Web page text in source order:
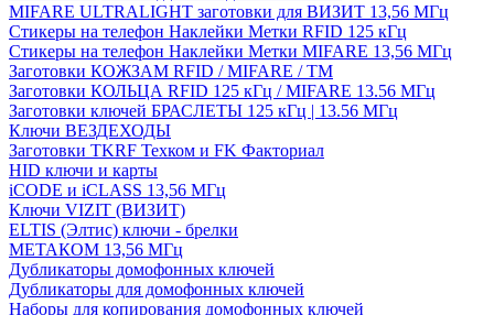
MIFARE ULTRALIGHT заготовки для ВИЗИТ 13,56 МГц
Стикеры на телефон Наклейки Метки RFID 125 кГц
Стикеры на телефон Наклейки Метки MIFARE 13,56 МГц
Заготовки КОЖЗАМ RFID / MIFARE / TM
Заготовки КОЛЬЦА RFID 125 кГц / MIFARE 13.56 МГц
Заготовки ключей БРАСЛЕТЫ 125 кГц | 13.56 МГц
Ключи ВЕЗДЕХОДЫ
Заготовки TKRF Техком и FK Факториал
HID ключи и карты
iCODE и iCLASS 13,56 МГц
Ключи VIZIT (ВИЗИТ)
ELTIS (Элтис) ключи - брелки
МЕТАКОМ 13,56 МГц
Дубликаторы домофонных ключей
Дубликаторы для домофонных ключей
Наборы для копирования домофонных ключей